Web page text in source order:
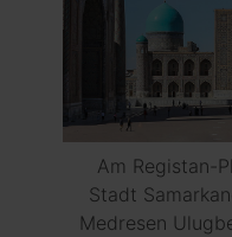
Am Registan-
Stadt
Medresen